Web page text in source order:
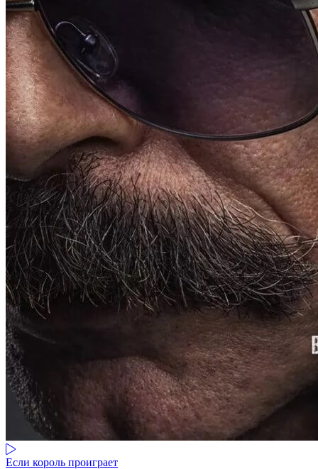
Если король проиграет